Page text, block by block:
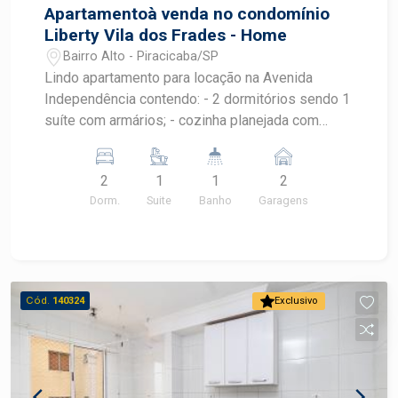
Apartamentoà venda no condomínio
Liberty Vila dos Frades - Home
Bairro Alto - Piracicaba/SP
Lindo apartamento para locação na Avenida
Independência contendo: - 2 dormitórios sendo 1
suíte com armários; - cozinha planejada com
com armários e box de vidro; - Ar condicionado
na sala e suíte; - 2 vagas de garagem Condomínio
oferece: - piscina - home Office - academia -
2
Dorm.
1
Suite
1
Banho
2
Garagens
Exclusivo
Cód. 140324